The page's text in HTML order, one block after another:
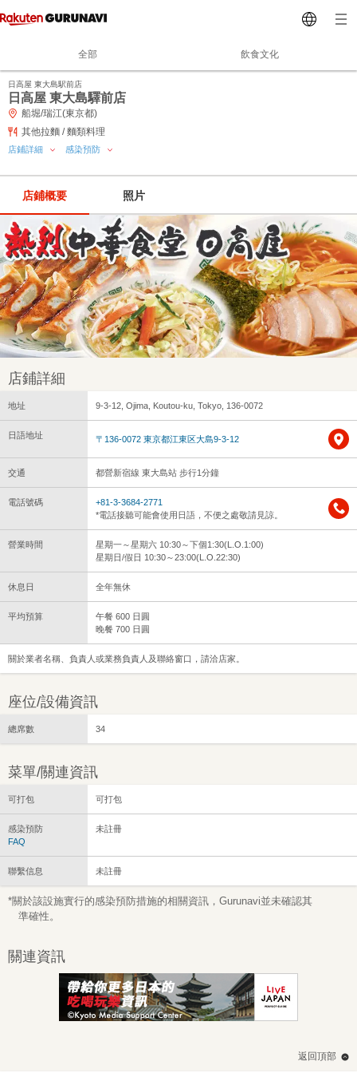
全部 飲食文化
日高屋 東大島駅前店
日高屋 東大島驛前店
船堀/瑞江(東京都)
其他拉麵 / 麵類料理
店鋪詳細 感染預防
店鋪概要 照片
店鋪詳細
地址 9-3-12, Ojima, Koutou-ku, Tokyo, 136-0072
日語地址 〒136-0072 東京都江東区大島9-3-12
交通 都營新宿線 東大島站 步行1分鐘
電話號碼
+81-3-3684-2771
*電話接聽可能會使用日語，不便之處敬請見諒。
營業時間
星期一～星期六 10:30～下個1:30(L.O.1:00)
星期日/假日 10:30～23:00(L.O.22:30)
休息日 全年無休
平均預算
午餐 600 日圓
晚餐 700 日圓
關於業者名稱、負責人或業務負責人及聯絡窗口，請洽店家。
座位/設備資訊
總席數 34
菜單/關連資訊
可打包 可打包
感染預防
FAQ
未註冊
聯繫信息 未註冊
*關於該設施實行的感染預防措施的相關資訊，Gurunavi並未確認其
準確性。
關連資訊
返回頂部